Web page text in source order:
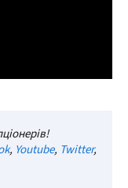
, Youtube, Twitter,